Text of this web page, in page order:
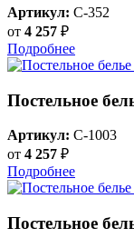
Артикул: C-352
от 4 257 ₽
Подробнее
Постельное
Артикул: C-1003
от 4 257 ₽
Подробнее
Постельное